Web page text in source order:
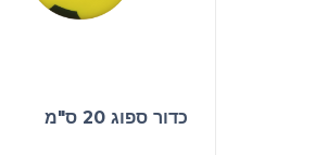
כדור ספוג 20 ס"מ